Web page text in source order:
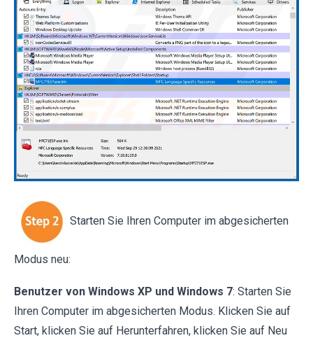
Starten Sie Ihren Computer im abgesicherten
Modus neu:
Benutzer von Windows XP und Windows 7: Starten Sie
Ihren Computer im abgesicherten Modus. Klicken Sie auf
Start, klicken Sie auf Herunterfahren, klicken Sie auf Neu